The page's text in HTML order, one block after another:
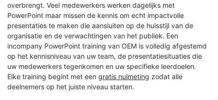
overbrengt. Veel medewerkers werken dagelijks met
PowerPoint maar missen de kennis om echt impactvolle
presentaties te maken die aansluiten op de huisstijl van de
organisatie en de verwachtingen van het publiek. Een
incompany PowerPoint training van OEM is volledig afgestemd
op het kennisniveau van uw team, de presentatiesituaties die
uw medewerkers tegenkomen en uw specifieke leerdoelen.
Elke training begint met een gratis nulmeting zodat alle
deelnemers op het juiste niveau starten.